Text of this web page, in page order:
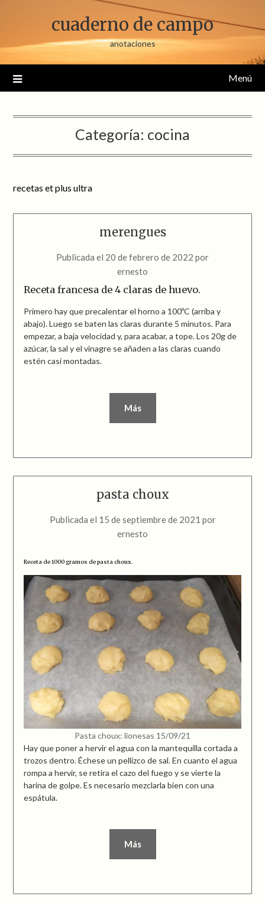
cuaderno de campo
anotaciones
Menú
Categoría: cocina
recetas et plus ultra
merengues
Publicada el 20 de febrero de 2022 por
ernesto
Receta francesa de 4 claras de huevo.
Primero hay que precalentar el horno a 100ºC (arriba y
abajo). Luego se baten las claras durante 5 minutos. Para
empezar, a baja velocidad y, para acabar, a tope. Los 20g de
azúcar, la sal y el vinagre se añaden a las claras cuando
estén casi montadas.
Más
pasta choux
Publicada el 15 de septiembre de 2021 por
ernesto
Receta de 1000 gramos de pasta choux.
Pasta choux: lionesas 15/09/21
Hay que poner a hervir el agua con la mantequilla cortada a
trozos dentro. Échese un pellizco de sal. En cuanto el agua
rompa a hervir, se retira el cazo del fuego y se vierte la
harina de golpe. Es necesario mezclarla bien con una
espátula.
Más